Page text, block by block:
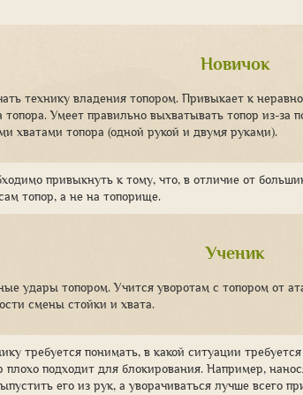
Новичок
технику владения топором. Привыкает к
Умеет правильно выхватывать топор из-за
хватами топора (одной рукой и двумя руками).
привыкнуть к тому, что, в отличие от
топор, а не на топорище.
Ученик
удары топором. Учится уворотам с топором от
смены стойки и хвата.
требуется понимать, в какой ситуации
плохо подходит для блокирования. Например,
его из рук, а уворачиваться лучше всего